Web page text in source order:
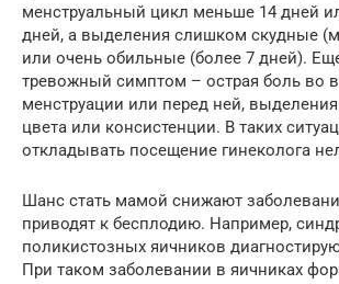
менструальный цикл меньше 14 дней
дней, а выделения слишком скудные
или очень обильные (более 7 дней).
тревожный симптом – острая боль во
менструации или перед ней,
цвета или консистенции. В таких
откладывать посещение гинеколога
Шанс стать мамой снижают
приводят к бесплодию. Например,
поликистозных яичников
При таком заболевании в яичниках